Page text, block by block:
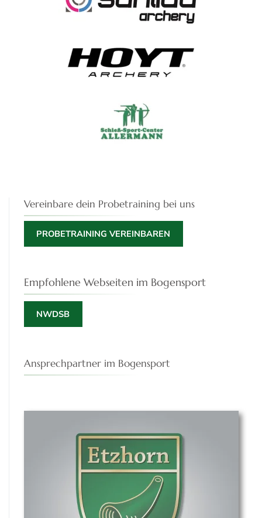
Vereinbare dein Probetraining bei uns
PROBETRAINING VEREINBAREN
Empfohlene Webseiten im Bogensport
NWDSB
Ansprechpartner im Bogensport